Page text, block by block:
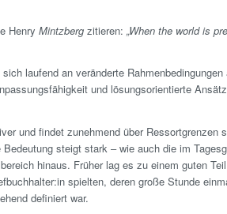
Henry Mintzberg zitieren: „When the world is
laufend an veränderte
und lösungsorientierte
und findet zunehmend über Ressortgrenzen
steigt stark – wie auch die im
hinaus. Früher lag es zu einem guten
spielten, deren große Stunde
definiert war.